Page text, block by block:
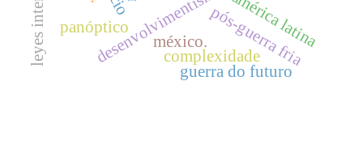
pós-guerra fria
desenvolvimentismo.
panóptico
méxico.
américa latina
complexidade
guerra do futuro